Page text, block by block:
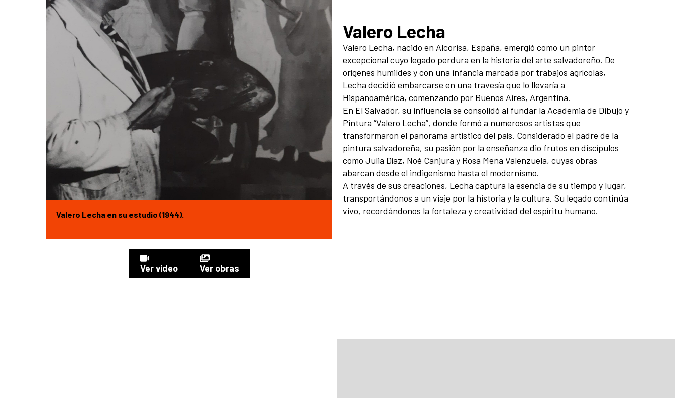
Valero Lecha en su estudio (1944).
Ver video Ver obras
Valero Lecha
Valero Lecha, nacido en Alcorisa, España, emergió como un pintor
excepcional cuyo legado perdura en la historia del arte salvadoreño. De
orígenes humildes y con una infancia marcada por trabajos agrícolas,
Lecha decidió embarcarse en una travesía que lo llevaría a
Hispanoamérica, comenzando por Buenos Aires, Argentina.
En El Salvador, su influencia se consolidó al fundar la Academia de Dibujo y
Pintura “Valero Lecha”, donde formó a numerosos artistas que
transformaron el panorama artístico del país. Considerado el padre de la
pintura salvadoreña, su pasión por la enseñanza dio frutos en discípulos
como Julia Díaz, Noé Canjura y Rosa Mena Valenzuela, cuyas obras
abarcan desde el indigenismo hasta el modernismo.
A través de sus creaciones, Lecha captura la esencia de su tiempo y lugar,
transportándonos a un viaje por la historia y la cultura. Su legado continúa
vivo, recordándonos la fortaleza y creatividad del espíritu humano.